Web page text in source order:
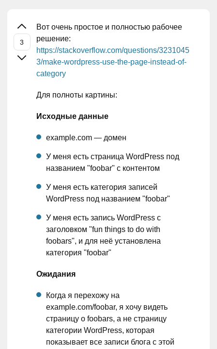
Вот очень простое и полностью рабочее
решение:
https://stackoverflow.com/questions/3231045
3/make-wordpress-use-the-page-instead-of-
category
Для полноты картины:
Исходные данные
example.com — домен
У меня есть страница WordPress под
названием "foobar" с контентом
У меня есть категория записей
WordPress под названием "foobar"
У меня есть запись WordPress с
заголовком "fun things to do with
foobars", и для неё установлена
категория "foobar"
Ожидания
Когда я перехожу на
example.com/foobar, я хочу видеть
страницу о foobars, а не страницу
категории WordPress, которая
показывает все записи блога с этой